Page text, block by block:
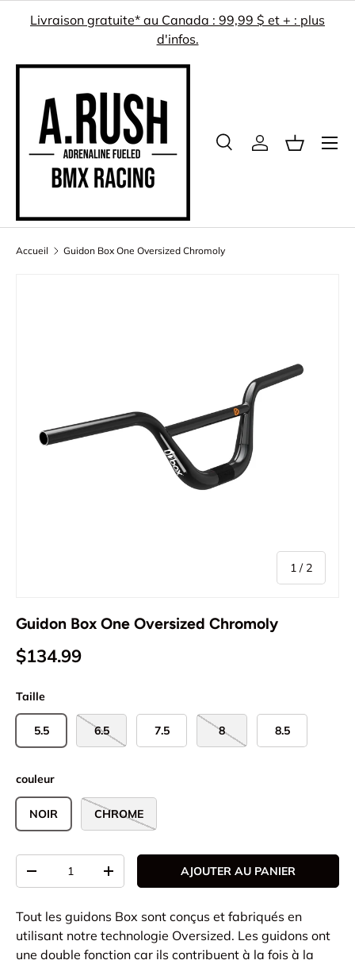
ALLER AU CONTENU
Livraison gratuite* au Canada : 99,99 $ et + : plus
d'infos.
Recherche
RechercheSe connecter
Panier
Menu
Accueil Guidon Box One Oversized Chromoly
1 / de
2
Guidon Box One Oversized Chromoly
$134.99
Taille
5.5 6.5 7.5 8 8.5
couleur
NOIR CHROME
-
+ AJOUTER AU PANIER
Tout les guidons Box sont conçus et fabriqués en
utilisant notre technologie Oversized. Les guidons ont
une double fonction car ils contribuent à la fois à la